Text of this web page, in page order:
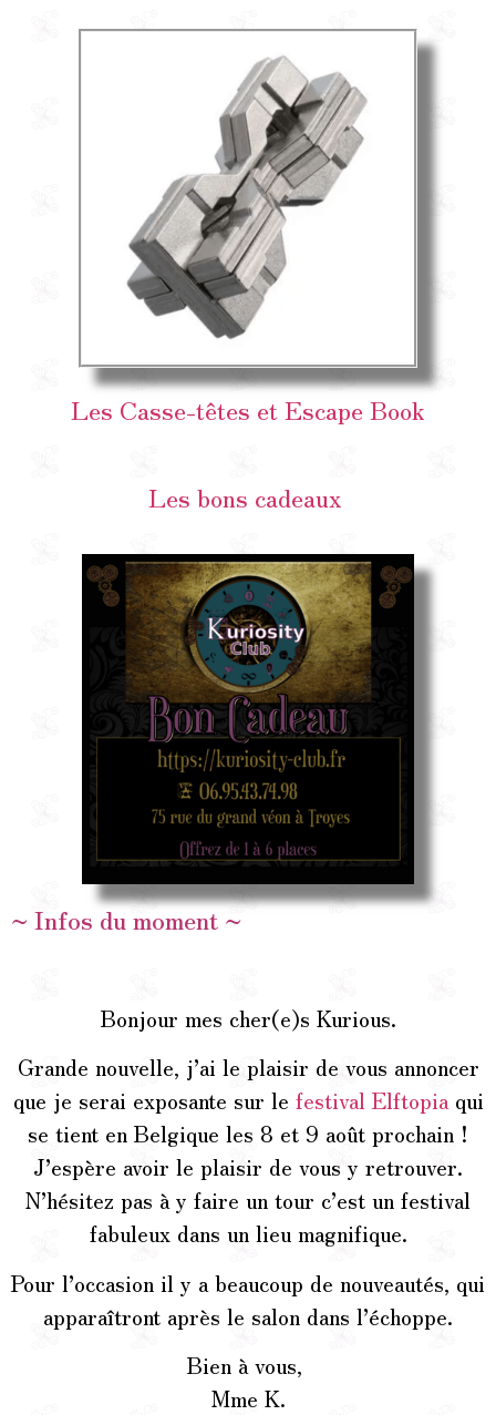
Les Casse-têtes et Escape Book
Les bons cadeaux
~ Infos du moment ~
Bonjour mes cher(e)s Kurious.
Grande nouvelle, j’ai le plaisir de vous annoncer
que je serai exposante sur le festival Elftopiaqui
se tient en Belgique les 8 et 9 août prochain !
J’espère avoir le plaisir de vous y retrouver.
N’hésitez pas à y faire un tour c’est un festival
fabuleux dans un lieu magnifique.
Pour l’occasion il y a beaucoup de nouveautés, qui
apparaîtront après le salon dans l’échoppe.
Bien à vous,
Mme K.